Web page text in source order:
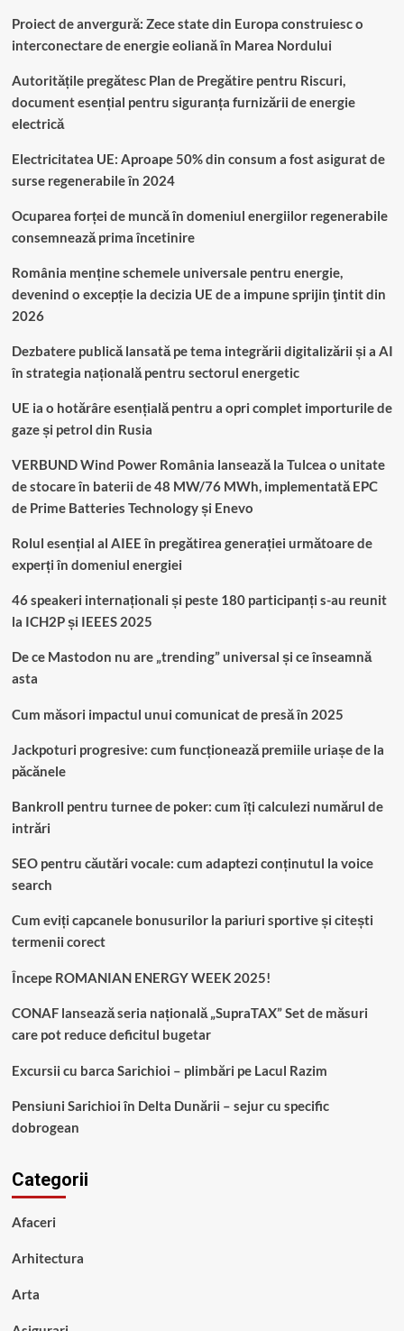
Proiect de anvergură: Zece state din Europa construiesc o
interconectare de energie eoliană în Marea Nordului
Autoritățile pregătesc Plan de Pregătire pentru Riscuri,
document esențial pentru siguranța furnizării de energie
electrică
Electricitatea UE: Aproape 50% din consum a fost asigurat de
surse regenerabile în 2024
Ocuparea forței de muncă în domeniul energiilor regenerabile
consemnează prima încetinire
România menține schemele universale pentru energie,
devenind o excepție la decizia UE de a impune sprijin ţintit din
2026
Dezbatere publică lansată pe tema integrării digitalizării și a AI
în strategia națională pentru sectorul energetic
UE ia o hotărâre esențială pentru a opri complet importurile de
gaze și petrol din Rusia
VERBUND Wind Power România lansează la Tulcea o unitate
de stocare în baterii de 48 MW/76 MWh, implementată EPC
de Prime Batteries Technology și Enevo
Rolul esențial al AIEE în pregătirea generației următoare de
experți în domeniul energiei
46 speakeri internaționali și peste 180 participanți s-au reunit
la ICH2P și IEEES 2025
De ce Mastodon nu are „trending” universal și ce înseamnă
asta
Cum măsori impactul unui comunicat de presă în 2025
Jackpoturi progresive: cum funcționează premiile uriașe de la
păcănele
Bankroll pentru turnee de poker: cum îți calculezi numărul de
intrări
SEO pentru căutări vocale: cum adaptezi conținutul la voice
search
Cum eviți capcanele bonusurilor la pariuri sportive și citești
termenii corect
Începe ROMANIAN ENERGY WEEK 2025!
CONAF lansează seria națională „SupraTAX” Set de măsuri
care pot reduce deficitul bugetar
Excursii cu barca Sarichioi – plimbări pe Lacul Razim
Pensiuni Sarichioi în Delta Dunării – sejur cu specific
dobrogean
Categorii
Afaceri
Arhitectura
Arta